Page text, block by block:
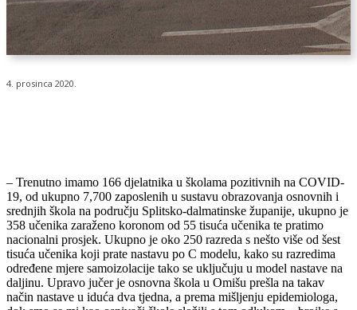
4. prosinca 2020.
– Trenutno imamo 166 djelatnika u školama pozitivnih na COVID-
19, od ukupno 7,700 zaposlenih u sustavu obrazovanja osnovnih i
srednjih škola na području Splitsko-dalmatinske županije, ukupno je
358 učenika zaraženo koronom od 55 tisuća učenika te pratimo
nacionalni prosjek. Ukupno je oko 250 razreda s nešto više od šest
tisuća učenika koji prate nastavu po C modelu, kako su razredima
određene mjere samoizolacije tako se uključuju u model nastave na
daljinu. Upravo jučer je osnovna škola u Omišu prešla na takav
način nastave u iduća dva tjedna, a prema mišljenju epidemiologa,